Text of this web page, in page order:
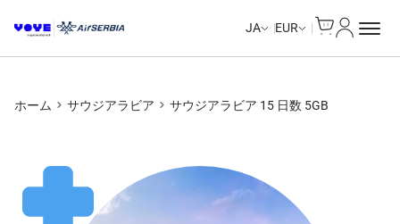
JA EUR
ホーム サウジアラビア サウジアラビア 15 日数 5GB